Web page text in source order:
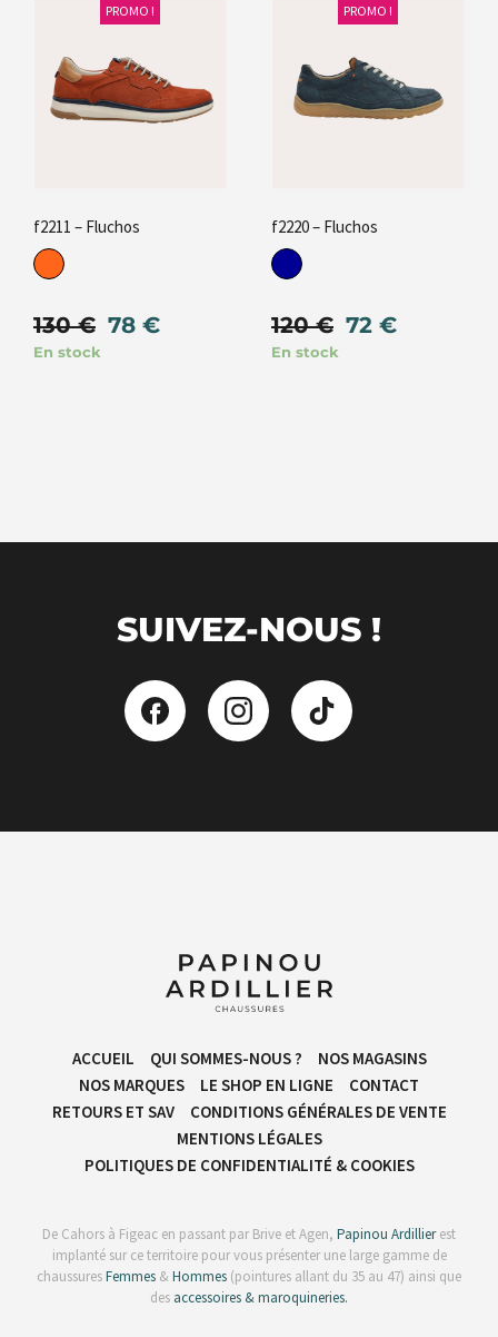
PROMO !
f2211 – Fluchos
130€ 78 €
En stock
PROMO !
f2220 – Fluchos
120€ 72 €
En stock
SUIVEZ-NOUS !
ACCUEIL QUI SOMMES-NOUS ?
NOS MAGASINS
NOS MARQUES
LE SHOP EN LIGNE
CONTACT
RETOURS ET SAV
CONDITIONS GÉNÉRALES DE VENTE​
MENTIONS LÉGALES
POLITIQUES DE CONFIDENTIALITÉ & COOKIES
De Cahors à Figeac en passant par Brive et Agen, Papinou Ardillierest
implanté sur ce territoire pour vous présenter une large gamme de
chaussuresFemmes &Hommes (pointures allant du 35 au 47) ainsi que
des accessoires & maroquineries.